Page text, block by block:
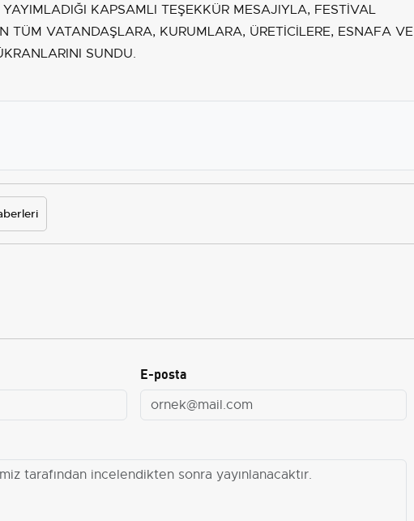
KAPSAMLI TEŞEKKÜR MESAJIYLA, FESTİVAL
TÜM VATANDAŞLARA, KURUMLARA, ÜRETİCİLERE, ESNAFA VE
SUNDU.
E-posta